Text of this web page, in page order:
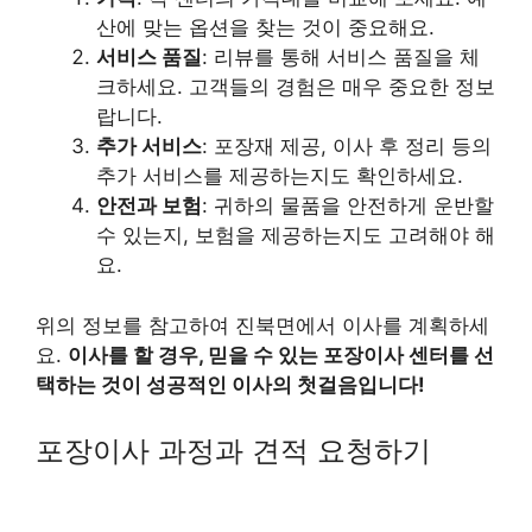
산에 맞는 옵션을 찾는 것이 중요해요.
서비스 품질: 리뷰를 통해 서비스 품질을 체
크하세요. 고객들의 경험은 매우 중요한 정보
랍니다.
추가 서비스: 포장재 제공, 이사 후 정리 등의
추가 서비스를 제공하는지도 확인하세요.
안전과 보험: 귀하의 물품을 안전하게 운반할
수 있는지, 보험을 제공하는지도 고려해야 해
요.
위의 정보를 참고하여 진북면에서 이사를 계획하세
요. 이사를 할 경우, 믿을 수 있는 포장이사 센터를 선
택하는 것이 성공적인 이사의 첫걸음입니다!
포장이사 과정과 견적 요청하기